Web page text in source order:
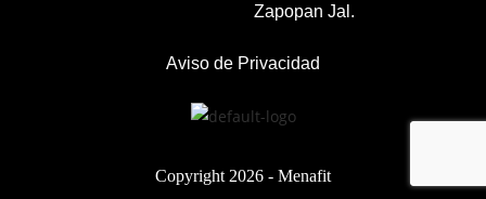
Zapopan Jal.
Aviso de Privacidad
Copyright 2026 - Menafit